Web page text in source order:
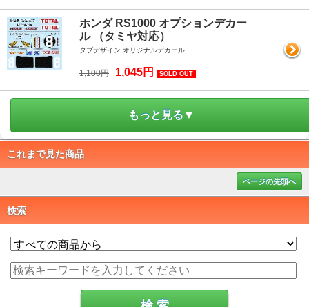
ホンダ RS1000 オプションデカー
ル （タミヤ対応）
タブデザイン オリジナルデカール
1,100円 1,045円 SOLD OUT
もっと見る▼
これまで見た商品
ページの先頭へ
検索